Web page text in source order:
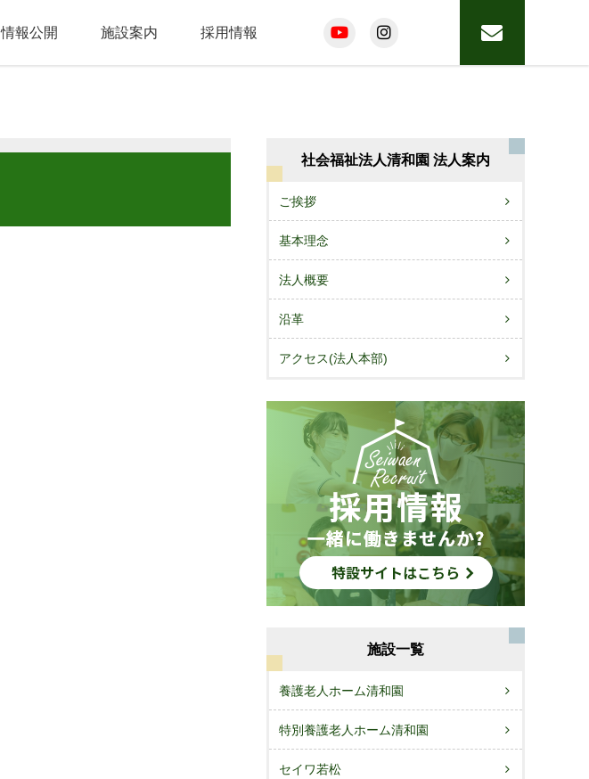
情報公開 施設案内 採用情報
社会福祉法人清和園 法人案内
ご挨拶
基本理念
法人概要
沿革
アクセス(法人本部)
施設一覧
養護老人ホーム清和園
特別養護老人ホーム清和園
セイワ若松